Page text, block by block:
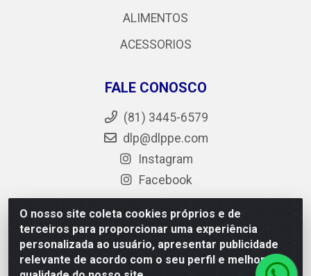
O nosso site coleta cookies próprios e de
terceiros para proporcionar uma experiência
personalizada ao usuário, apresentar publicidade
relevante de acordo com o seu perfil e melhorar a
ALIMENTOS
ACESSORIOS
FALE CONOSCO
(81) 3445-6579
dlp@dlppe.com
Instagram
Facebook
DLP - AV. Engenheiro Abdias de Carvalho, 962 - Bongi -
PE - CEP 50.640-525 - CNPJ 05.429.222/0001-48